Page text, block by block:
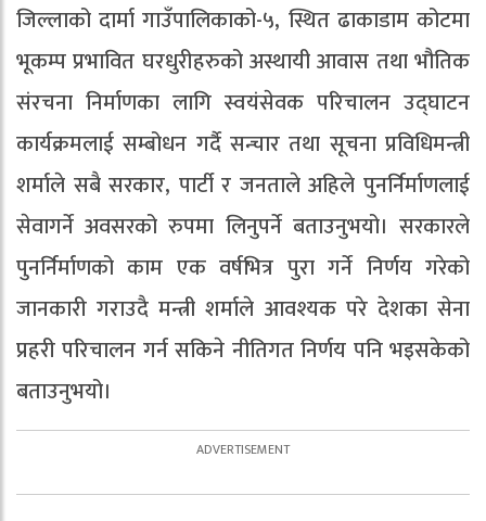
जिल्लाको दार्मा गाउँपालिकाको-५, स्थित ढाकाडाम कोटमा
भूकम्प प्रभावित घरधुरीहरुको अस्थायी आवास तथा भौतिक
संरचना निर्माणका लागि स्वयंसेवक परिचालन उद्घाटन
कार्यक्रमलाई सम्बोधन गर्दै सन्चार तथा सूचना प्रविधिमन्त्री
शर्माले सबै सरकार, पार्टी र जनताले अहिले पुनर्निर्माणलाई
सेवागर्ने अवसरको रुपमा लिनुपर्ने बताउनुभयो। सरकारले
पुनर्निर्माणको काम एक वर्षभित्र पुरा गर्ने निर्णय गरेको
जानकारी गराउदै मन्त्री शर्माले आवश्यक परे देशका सेना
प्रहरी परिचालन गर्न सकिने नीतिगत निर्णय पनि भइसकेको
बताउनुभयो।